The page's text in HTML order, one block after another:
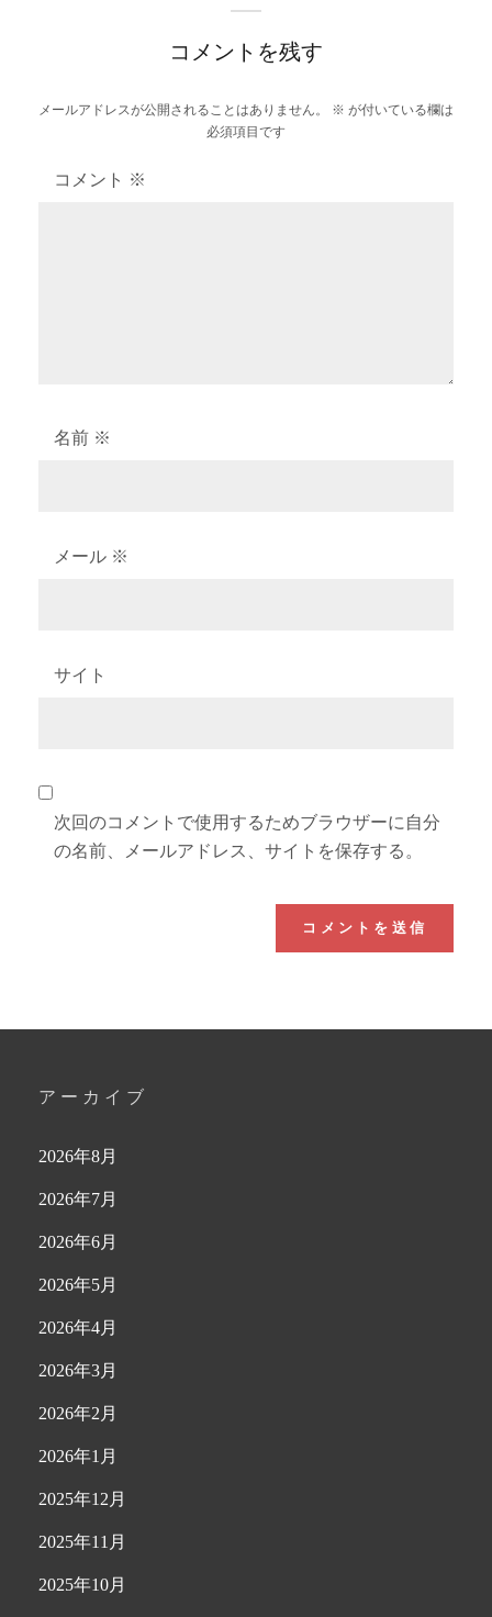
コメントを残す
メールアドレスが公開されることはありません。 ※ が付いている欄は
必須項目です
コメント ※
名前 ※
メール ※
サイト
次回のコメントで使用するためブラウザーに自分
の名前、メールアドレス、サイトを保存する。
アーカイブ
2026年8月
2026年7月
2026年6月
2026年5月
2026年4月
2026年3月
2026年2月
2026年1月
2025年12月
2025年11月
2025年10月